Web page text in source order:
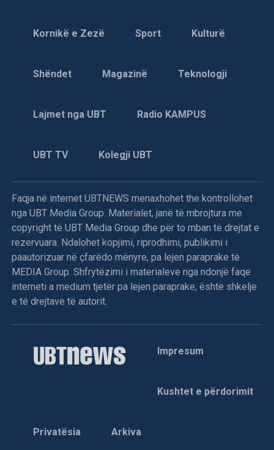
Kornikë e Zezë Sport Kulturë
Shëndet Magazinë Teknologji
Lajmet nga UBT Radio KAMPUS
UBT TV Kolegji UBT
Faqja në internet UBTNEWS menaxhohet the kontrollohet
nga UBT Media Group. Materialet, janë të mbrojtura me
copyright të UBT Media Group dhe për to mban të drejtat e
rezervuara. Ndalohet kopjimi, riprodhimi, publikimi i
paautorizuar në çfarëdo mënyre, pa lejen paraprake të
MEDIA Group. Shfrytëzimi i materialeve nga ndonjë faqe
interneti a medium tjetër pa lejen paraprake, është shkelje
e të drejtave të autorit.
Impresum
Kushtet e përdorimit
Privatësia Arkiva